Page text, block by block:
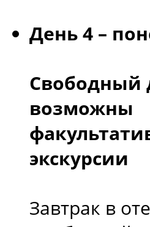
День 4 –
Свободный
возможны
экскурсии
Завтрак в